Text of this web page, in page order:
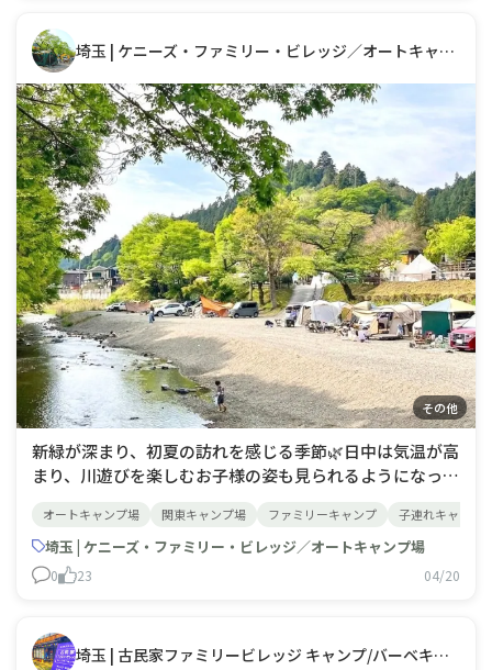
埼玉 | ケニーズ・ファミリー・ビレッジ／オートキャンプ場
その他
新緑が深まり、初夏の訪れを感じる季節🌿日中は気温が高
まり、川遊びを楽しむお子様の姿も見られるようになって
ながらのんびり過ごせる河原サイトや、川へのアクセスが
良好なBBQサイトなどもご用意しております。やわらか
な緑と川のせせらぎに包まれながら、ゆった
オートキャンプ場 関東キャンプ場 ファミリーキャンプ 子連れキャンプ
埼玉 | ケニーズ・ファミリー・ビレッジ／オートキャンプ場
0 23 04/20
埼玉 | 古民家ファミリービレッジ キャンプ/バーベキュー場